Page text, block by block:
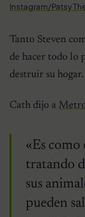
Instagram/Patsy
Tanto Steven
de hacer todo lo
destruir su hogar.
Cath dijo a
«Es como
tratando
sus
pueden